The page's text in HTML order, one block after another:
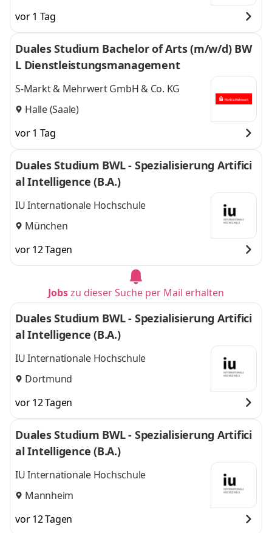
vor 1 Tag
Duales Studium Bachelor of Arts (m/w/d) BW
L Dienstleistungsmanagement
S-Markt & Mehrwert GmbH & Co. KG
Halle (Saale)
vor 1 Tag
Duales Studium BWL - Spezialisierung Artifici
al Intelligence (B.A.)
IU Internationale Hochschule
München
vor 12 Tagen
Jobszu dieser Suche per Mail erhalten
Duales Studium BWL - Spezialisierung Artifici
al Intelligence (B.A.)
IU Internationale Hochschule
Dortmund
vor 12 Tagen
Duales Studium BWL - Spezialisierung Artifici
al Intelligence (B.A.)
IU Internationale Hochschule
Mannheim
vor 12 Tagen